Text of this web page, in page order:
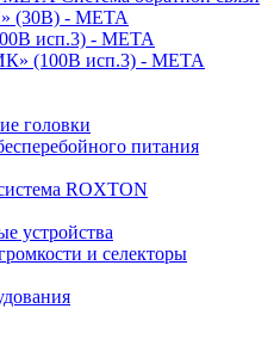
(30В) - МЕТА
исп.3) - МЕТА
(100В исп.3) - МЕТА
головки
питания
ROXTON
устройства
и селекторы